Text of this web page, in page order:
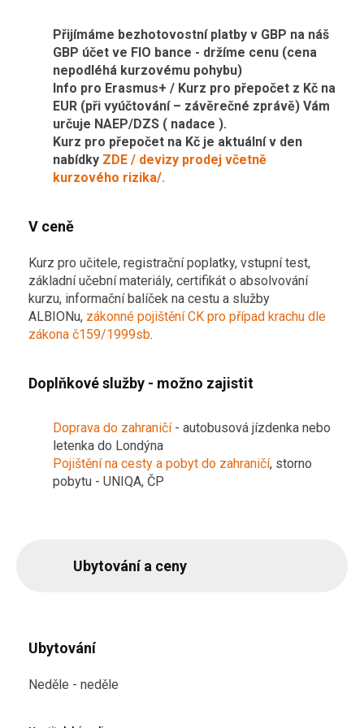
Přijímáme bezhotovostní platby v GBP na náš
GBP účet ve FIO bance - držíme cenu (cena
nepodléhá kurzovému pohybu)
Info pro Erasmus+ / Kurz pro přepočet z Kč na
EUR (při vyúčtování – závěrečné zprávě) Vám
určuje NAEP/DZS ( nadace ).
Kurz pro přepočet na Kč je aktuální v den
nabídky ZDE / devizy prodej včetně
kurzového rizika/.
V ceně
Kurz pro učitele, registrační poplatky, vstupní test,
základní učební materiály, certifikát o absolvování
kurzu, informační balíček na cestu a služby
ALBIONu, zákonné pojištění CK pro případ krachu dle
zákona č159/1999sb.
Doplňkové služby - možno zajistit
Doprava do zahraničí- autobusová jízdenka nebo
letenka do Londýna
Pojištění na cesty a pobyt do zahraničí, storno
pobytu - UNIQA, ČP
Ubytování a ceny
Ubytování
Neděle - neděle